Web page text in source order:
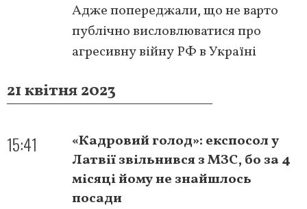
Адже попереджали, що не варто
публічно висловлюватися про
агресивну війну РФ в Україні
21 квітня 2023
15:41
«Кадровий голод»: експосол у
Латвії звільнився з МЗС, бо за 4
місяці йому не знайшлось
посади